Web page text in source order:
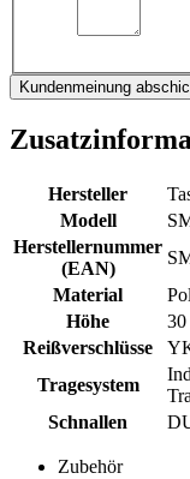
Kundenmeinung
Hersteller
Modell
Herstellernummer
(EAN)
Material
Höhe
30
Reißverschlüsse
Tragesystem
Schnallen
Zubehör